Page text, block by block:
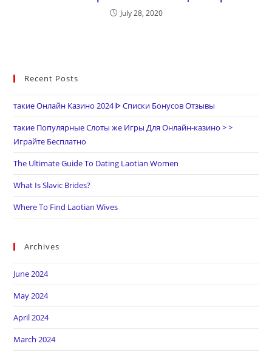
July 28, 2020
Recent Posts
такие Онлайн Казино 2024 ᐈ Списки Бонусов Отзывы
такие Популярные Слоты же Игры Для Онлайн-казино > >
Играйте Бесплатно
The Ultimate Guide To Dating Laotian Women
What Is Slavic Brides?
Where To Find Laotian Wives
Archives
June 2024
May 2024
April 2024
March 2024